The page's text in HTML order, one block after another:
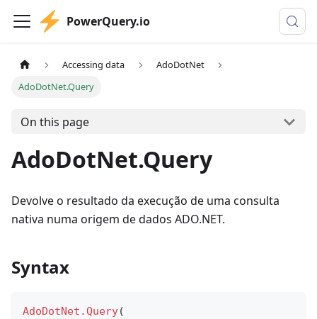
PowerQuery.io
Accessing data
AdoDotNet
AdoDotNet.Query
On this page
AdoDotNet.Query
Devolve o resultado da execução de uma consulta
nativa numa origem de dados ADO.NET.
Syntax
AdoDotNet.Query(